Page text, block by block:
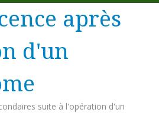
après
d'un
suite à l'opération d'un